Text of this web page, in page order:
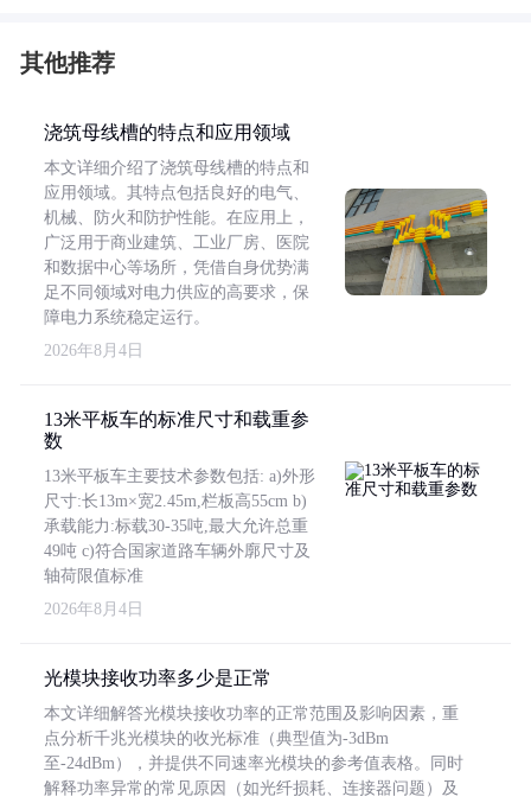
其他推荐
浇筑母线槽的特点和应用领域
本文详细介绍了浇筑母线槽的特点和
应用领域。其特点包括良好的电气、
机械、防火和防护性能。在应用上，
广泛用于商业建筑、工业厂房、医院
和数据中心等场所，凭借自身优势满
足不同领域对电力供应的高要求，保
障电力系统稳定运行。
2026年8月4日
13米平板车的标准尺寸和载重参
数
13米平板车主要技术参数包括: a)外形
尺寸:长13m×宽2.45m,栏板高55cm b)
承载能力:标载30-35吨,最大允许总重
49吨 c)符合国家道路车辆外廓尺寸及
轴荷限值标准
2026年8月4日
光模块接收功率多少是正常
本文详细解答光模块接收功率的正常范围及影响因素，重
点分析千兆光模块的收光标准（典型值为-3dBm
至-24dBm），并提供不同速率光模块的参考值表格。同时
解释功率异常的常见原因（如光纤损耗、连接器问题）及